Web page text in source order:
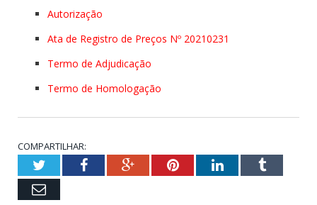
Autorização
Ata de Registro de Preços Nº 20210231
Termo de Adjudicação
Termo de Homologação
COMPARTILHAR:
TwitterFacebookGoogle+PinterestLinkedInTumblr
Email